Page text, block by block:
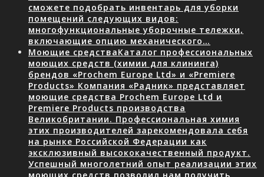
сможете подобрать инвентарь для уборки
помещений следующих видов:
многофункциональные уборочные тележки,
включающие опцию механического…
Моющие средстваКаталог профессиональных
моющих средств (химии для клининга)
брендов «Prochem Europe Ltd» и «Premiere
Products» Компания «Радник» представляет
моющие средства Prochem Europe Ltd и
Premiere Products производства
Великобритании. Профессиональная химия
этих производителей зарекомендовала себя
на рынке Российской Федерации как
эксклюзивный высококачественный продукт.
Успешный многолетний опыт реализации этих